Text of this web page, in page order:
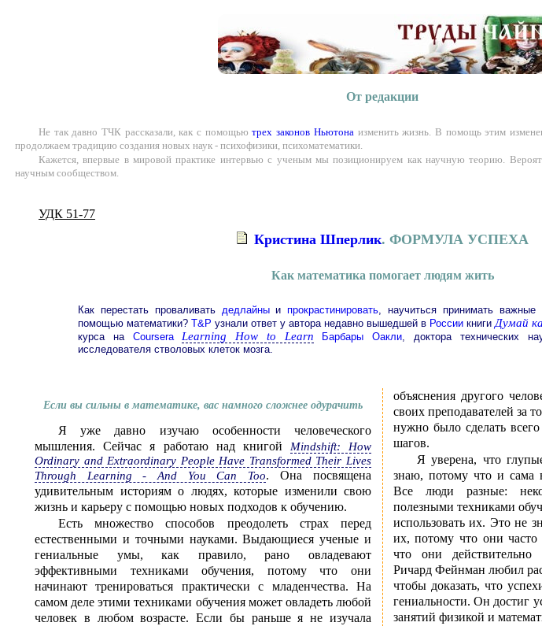
От редакции
Не так давно ТЧК рассказали, как с помощьютрех законов Ньютона изменить жизнь. В помощь этим
продолжаем традицию создания новых наук - психофизики, психоматематики.
Кажется, впервые в мировой практике интервью с ученым мы позиционируем как научную теорию.
научным сообществом.
УДК 51-77
Кристина Шперлик. ФОРМУЛА УСПЕХА
Как математика помогает людям жить
Как перестать проваливать дедлайныипрокрастинировать, научиться принимать
помощью математики? T&P узнали ответ у автора недавно вышедшей в России книгиДумай
курса на Coursera Learning How to Learn Барбары Оакли, доктора технических
исследователя стволовых клеток мозга.
Если вы сильны в математике, вас намного сложнее одурачить
Я уже давно изучаю особенности человеческого
мышления. Сейчас я работаю над книгой Mindshift: How
Ordinary and Extraordinary People Have Transformed Their Lives
Through Learning - And You Can Too. Она посвящена
удивительным историям о людях, которые изменили свою
жизнь и карьеру с помощью новых подходов к обучению.
Есть множество способов преодолеть страх перед
естественными и точными науками. Выдающиеся ученые и
гениальные умы, как правило, рано овладевают
эффективными техниками обучения, потому что они
начинают тренироваться практически с младенчества. На
самом деле этими техниками обучения может овладеть любой
человек в любом возрасте. Если бы раньше я не изучала
объяснения другого
своих преподавателей за
нужно было сделать
шагов.
Я уверена, что
знаю, потому что и сама
Все люди разные:
полезными техниками
использовать их. Это не
их, потому что они часто
что они действительно
Ричард Фейнман любил
чтобы доказать, что
гениальности. Он достиг
занятий физикой и